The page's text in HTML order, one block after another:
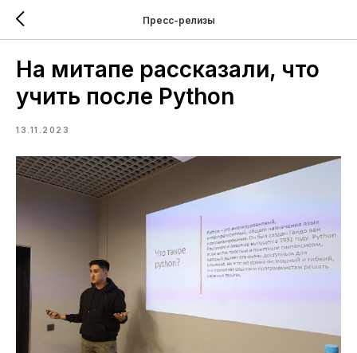
Пресс-релизы
На митапе рассказали, что
учить после Python
13.11.2023